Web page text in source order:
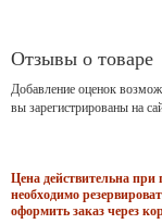
Отзывы о товаре
Добавление оценок
вы зарегистрированы на
Цена действительна при
необходимо
оформить заказ через